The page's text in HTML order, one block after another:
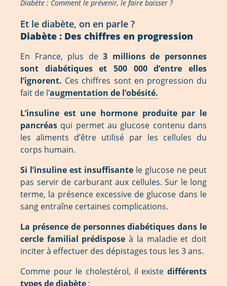
Diabète : Comment le prévenir, le faire baisser ?
Et le diabète, on en parle ?
Diabète : Des chiffres en progression
En France, plus de3 millions de personnes
sont diabétiques et 500 000 d’entre elles
l’ignorent. Ces chiffres sont en progression du
fait de l’augmentation de l’obésité.
L’insuline est une hormone produite par le
pancréas qui permet au glucose contenu dans
les aliments d’être utilisé par les cellules du
corps humain.
Si l’insuline est insuffisante le glucose ne peut
pas servir de carburant aux cellules. Sur le long
terme, la présence excessive de glucose dans le
sang entraîne certaines complications.
La présence de personnes diabétiques dans le
cercle familial prédispose à la maladie et doit
inciter à effectuer des dépistages tous les 3 ans.
Comme pour le cholestérol, il existe différents
types de diabète :